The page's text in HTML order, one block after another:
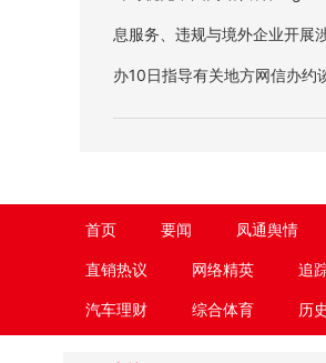
息服务、违规与境外企业开展
办10日指导有关地方网信办约
站即日起暂停服务全面整改。
首页 要闻 凤通舆情
直销热议 网络精英 追
汽车理财 综合体育 历